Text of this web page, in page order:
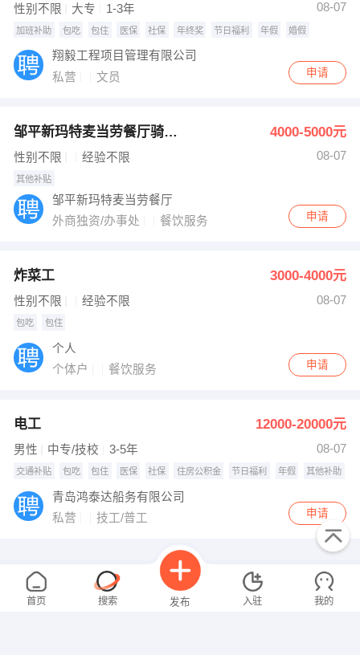
性别不限 大专 1-3年 08-07
加班补助 包吃 包住 医保 社保 年终奖 节日福利 年假 婚假
翔毅工程项目管理有限公司
私营
文员 申请
邹平新玛特麦当劳餐厅骑手招募 4000-5000元
性别不限 经验不限 08-07
其他补贴
邹平新玛特麦当劳餐厅
外商独资/办事处
餐饮服务 申请
炸菜工 3000-4000元
性别不限 经验不限 08-07
包吃 包住
个人
个体户
餐饮服务 申请
电工 12000-20000元
男性 中专/技校 3-5年 08-07
交通补贴 包吃 包住 医保 社保 住房公积金 节日福利 年假 其他补助
青岛鸿泰达船务有限公司
私营
技工/普工 申请
首页 搜索 发布 入驻 我的